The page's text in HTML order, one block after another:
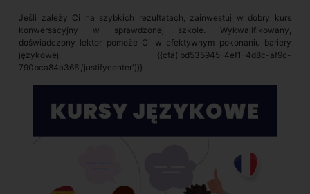
Jeśli zależy Ci na szybkich rezultatach, zainwestuj w dobry kurs
konwersacyjny w sprawdzonej szkole. Wykwalifikowany,
doświadczony lektor pomoże Ci w efektywnym pokonaniu bariery
językowej. {{cta('bd535945-4ef1-4d8c-af9c-
790bca84a366','justifycenter')}}